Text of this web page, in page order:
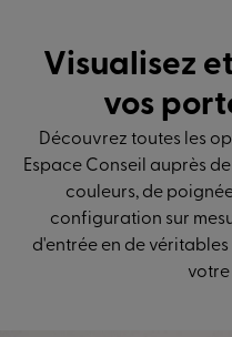
Visualisez
vos
Découvrez toutes les
Espace Conseil auprès
couleurs, de
configuration sur
d'entrée en de